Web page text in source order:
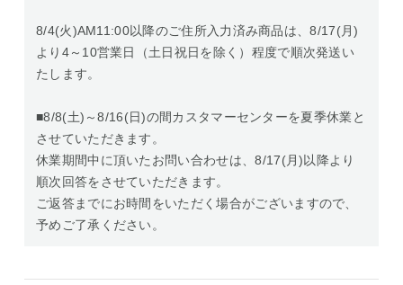
8/4(火)AM11:00以降のご住所入力済み商品は、8/17(月)
より4～10営業日（土日祝日を除く）程度で順次発送い
たします。
■8/8(土)～8/16(日)の間カスタマーセンターを夏季休業と
させていただきます。
休業期間中に頂いたお問い合わせは、8/17(月)以降より
順次回答をさせていただきます。
ご返答までにお時間をいただく場合がございますので、
予めご了承ください。